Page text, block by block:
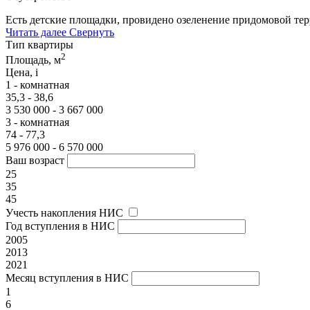
Есть детские площадки, провидено озеленение придомовой
Читать далее Свернуть
Тип квартиры
Площадь, м2
Цена, i
1 - комнатная
35,3 - 38,6
3 530 000 - 3 667 000
3 - комнатная
74 - 77,3
5 976 000 - 6 570 000
Ваш возраст
25
35
45
Учесть накопления НИС
Год вступления в НИС
2005
2013
2021
Месяц вступления в НИС
1
6